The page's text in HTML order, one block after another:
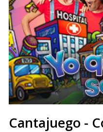
Cantajuego -